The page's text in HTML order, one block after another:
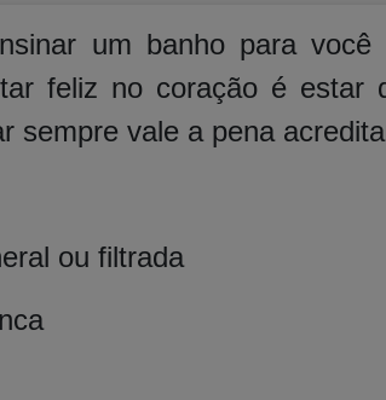
um banho para
feliz no coração é estar
sempre vale a pena
ou filtrada